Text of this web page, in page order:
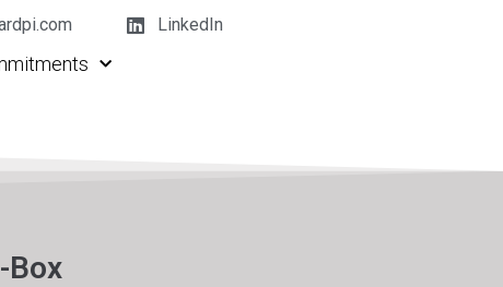
LinkedIn
Box